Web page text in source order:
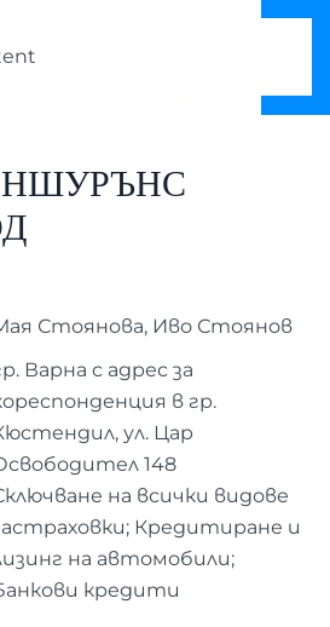
Стоянова, Иво Стоянов
Варна с адрес за
в гр.
ул. Цар
148
на всички видове
Кредитиране и
на автомобили;
кредити